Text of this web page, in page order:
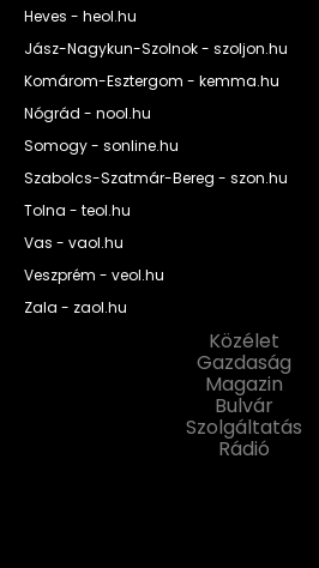
Heves - heol.hu
Jász-Nagykun-Szolnok - szoljon.hu
Komárom-Esztergom - kemma.hu
Nógrád - nool.hu
Somogy - sonline.hu
Szabolcs-Szatmár-Bereg - szon.hu
Tolna - teol.hu
Vas - vaol.hu
Veszprém - veol.hu
Zala - zaol.hu
Közélet
Gazdaság
Magazin
Bulvár
Szolgáltatás
Rádió